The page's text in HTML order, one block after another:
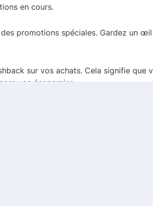
en cours.
promotions spéciales. Gardez un
sur vos achats. Cela signifie que
vos économies.